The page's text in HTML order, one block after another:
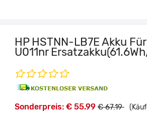
HP HSTNN-LB7E Akku
U011nr
Sonderpreis: € 55.99 € 67.19